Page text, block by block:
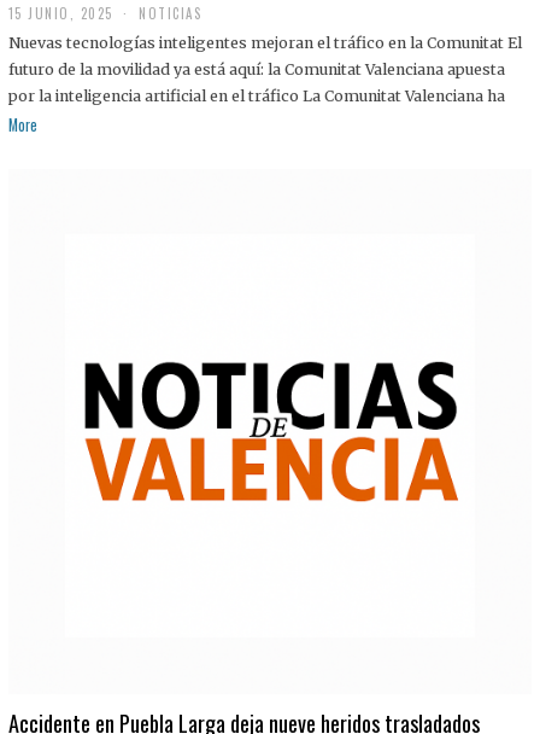
15 JUNIO, 2025 NOTICIAS
Nuevas tecnologías inteligentes mejoran el tráfico en la Comunitat El
futuro de la movilidad ya está aquí: la Comunitat Valenciana apuesta
por la inteligencia artificial en el tráfico La Comunitat Valenciana ha
More
Accidente en Puebla Larga deja nueve heridos trasladados